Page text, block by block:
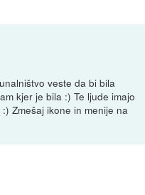
veste da bi bila
kjer je bila :) Te ljude imajo
Zmešaj ikone in menije na